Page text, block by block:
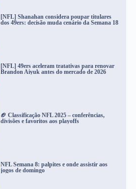
[NFL] Shanahan considera poupar titulares
dos 49ers: decisão muda cenário da Semana 18
[NFL] 49ers aceleram tratativas para renovar
Brandon Aiyuk antes do mercado de 2026
🏈 Classificação NFL 2025 – conferências,
divisões e favoritos aos playoffs
NFL Semana 8: palpites e onde assistir aos
jogos de domingo